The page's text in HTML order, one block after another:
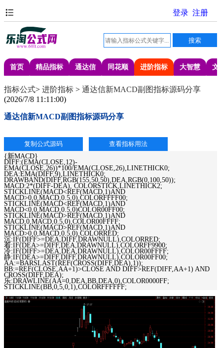
首页 精品指标 通达信 同花顺 进阶指标 大智慧 文
指标公式> 进阶指标 > 通达信新MACD副图指标源码分享
(2026/7/8 11:11:00)
通达信新MACD副图指标源码分享
{新MACD}
DIFF:(EMA(CLOSE,12)-
EMA(CLOSE,26))*100/EMA(CLOSE,26),LINETHICK0;
DEA:EMA(DIFF,9),LINETHICK0;
DRAWBAND(DIFF,RGB(155,50,50),DEA,RGB(0,100,50));
MACD:2*(DIFF-DEA), COLORSTICK,LINETHICK2;
STICKLINE(MACD<REF(MACD,1)AND
MACD>0,0,MACD,0.5,0),COLORFFFF00;
STICKLINE(MACD<REF(MACD,1)AND
MACD<0,0,MACD,0.5,0)COLOR00FF00;
STICKLINE(MACD>REF(MACD,1)AND
MACD,0,MACD,0.5,0),COLOR00FFFF;
STICKLINE(MACD>REF(MACD,1)AND
MACD>0,0,MACD,0.5,0),COLORRED;
沉:IF(DIFF>=DEA,DIFF,DRAWNULL),COLORRED;
着:IF(DEA>=DIFF,DEA,DRAWNULL),COLORFF9900;
冷:IF(DIFF>=DEA,DEA,DRAWNULL),COLOR00FFFF;
静:IF(DEA>=DIFF,DIFF,DRAWNULL),COLOR00FF00;
AA:=BARSLAST(REF(CROSS(DIFF,DEA),1));
BB:=REF(CLOSE,AA+1)>CLOSE AND DIFF>REF(DIFF,AA+1) AND
CROSS(DIFF,DEA);
乐:DRAWLINE(AA=0,DEA,BB,DEA,0),COLOR0000FF;
STICKLINE(BB,0,5,0,1),COLORFFFFFF;